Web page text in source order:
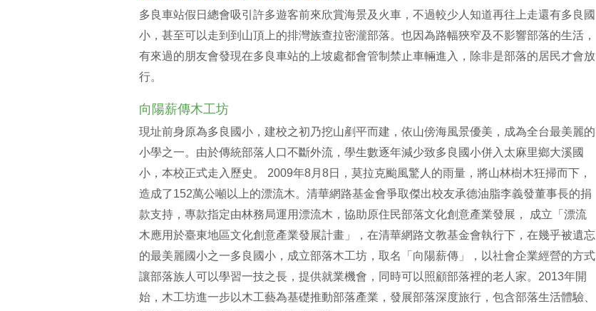
多良車站假日總會吸引許多遊客前來欣賞海景及火車，不過較少人知道再往上走還有多良國
小，甚至可以走到到山頂上的排灣族查拉密瀧部落。也因為路幅狹窄及不影響部落的生活，
有來過的朋友會發現在多良車站的上坡處都會管制禁止車輛進入，除非是部落的居民才會放
行。
向陽薪傳木工坊
現址前身原為多良國小，建校之初乃挖山剷平而建，依山傍海風景優美，成為全台最美麗的
小學之一。由於傳統部落人口不斷外流，學生數逐年減少致多良國小併入太麻里鄉大溪國
小，本校正式走入歷史。 2009年8月8日，莫拉克颱風驚人的雨量，將山林樹木狂掃而下，
造成了152萬公噸以上的漂流木。清華網路基金會爭取傑出校友承德油脂李義發董事長的捐
款支持，專款指定由林務局運用漂流木，協助原住民部落文化創意產業發展， 成立「漂流
木應用於臺東地區文化創意產業發展計畫」，在清華網路文教基金會執行下，在幾乎被遺忘
的最美麗國小之一多良國小，成立部落木工坊，取名「向陽薪傳」，以社會企業經營的方式
讓部落族人可以學習一技之長，提供就業機會，同時可以照顧部落裡的老人家。2013年開
始，木工坊進一步以木工藝為基礎推動部落產業，發展部落深度旅行，包含部落生活體驗、